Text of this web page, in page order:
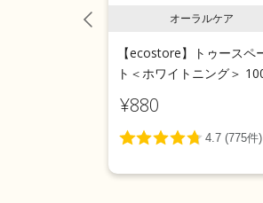
オーラルケア
【ecostore】トゥースペ
ト＜ホワイトニング＞
¥880